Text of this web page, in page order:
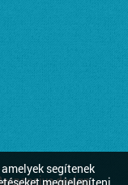
segítenek
design